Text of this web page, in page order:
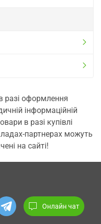
разі оформлення
інформаційній
в разі купівлі
партнерах можуть
на сайті!
Онлайн чат